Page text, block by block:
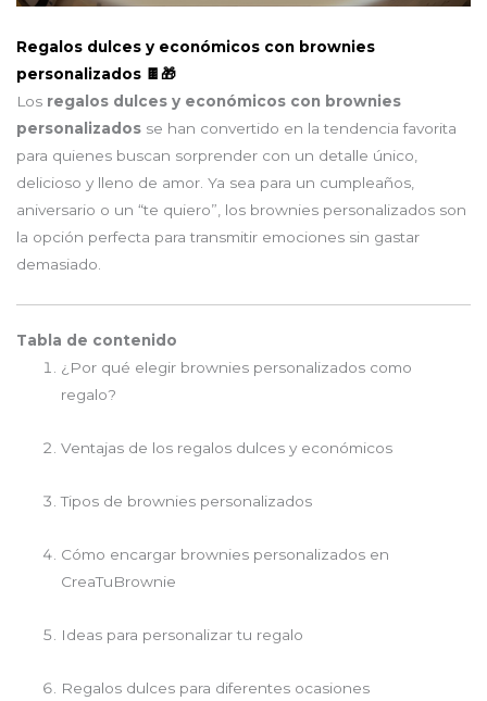
Regalos dulces y económicos con brownies
personalizados 🍫🎁
Los regalos dulces y económicos con brownies
personalizados se han convertido en la tendencia favorita
para quienes buscan sorprender con un detalle único,
delicioso y lleno de amor. Ya sea para un cumpleaños,
aniversario o un “te quiero”, los brownies personalizados son
la opción perfecta para transmitir emociones sin gastar
demasiado.
Tabla de contenido
¿Por qué elegir brownies personalizados como
regalo?
Ventajas de los regalos dulces y económicos
Tipos de brownies personalizados
Cómo encargar brownies personalizados en
CreaTuBrownie
Ideas para personalizar tu regalo
Regalos dulces para diferentes ocasiones